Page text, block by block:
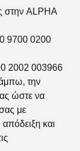
2002 003966
ώστε να
με
και